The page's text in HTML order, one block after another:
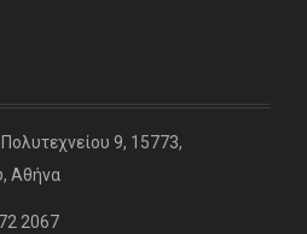
9, 15773,
2067